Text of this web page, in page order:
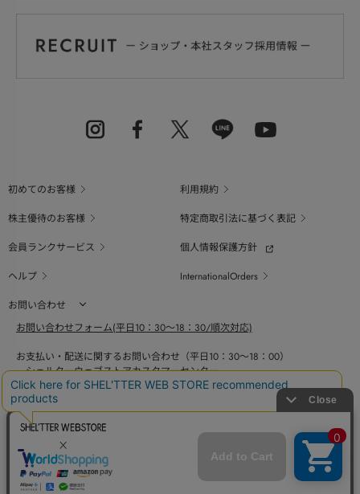
初めてのお客様
利用規約
株主優待のお客様
特定商取引法に基づく表記
会員ランクサービス
個人情報保護方針
ヘルプ
InternationalOrders
お問い合わせ
お問い合わせフォーム(平日10：30～18：30/順次対応)
お支払い・配送に関するお問い合わせ（平日10：30～18：00）
シェルターウェブストアカスタマーセンター
0800-123-6820
商品の素材、サイズ、仕様等に関するお問い合せ（平日10：30～18：00）
バロックジャパンリミテッドコールセンター
03-6730-9191
BAROQUE JAPAN LIMITED